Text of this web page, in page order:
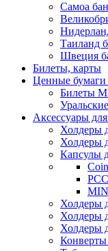
Самоа
Таиланд
Швеция
Билеты, карты
Ценные
Билеты
Аксессуары
Холдеры
Холдеры
Капсулы
Холдеры
Холдеры
Холдеры
Конверты